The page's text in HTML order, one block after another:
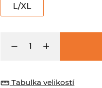
L/XL
straighten Tabulka velikostí